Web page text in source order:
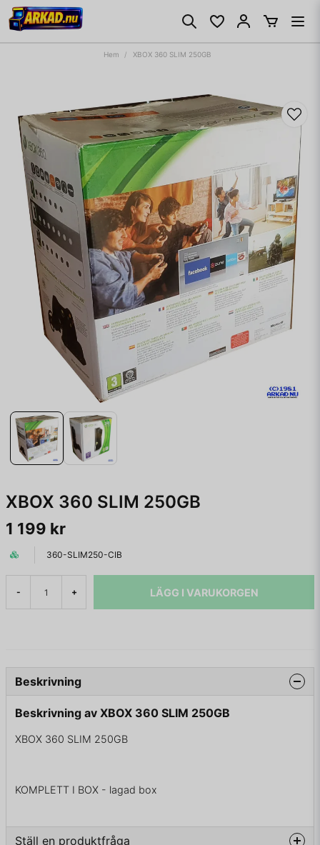
Hem XBOX 360 SLIM 250GB
XBOX 360 SLIM 250GB
1 199 kr
360-SLIM250-CIB
- + LÄGG I VARUKORGEN
Beskrivning
Beskrivning av XBOX 360 SLIM 250GB
XBOX 360 SLIM 250GB
KOMPLETT I BOX - lagad box
Ställ en produktfråga